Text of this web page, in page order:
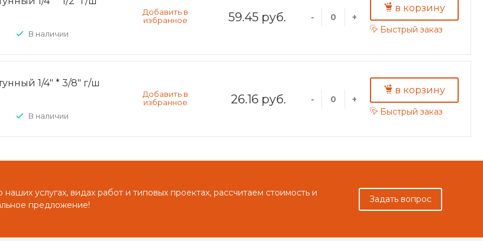
В наличии
59.45 руб. - +
в корзину
Быстрый заказ
1/4" * 3/8" г/ш
В наличии
26.16 руб. - +
в корзину
Быстрый заказ
услугах, видах работ и типовых проектах, рассчитаем стоимость и
предложение!
Задать вопрос